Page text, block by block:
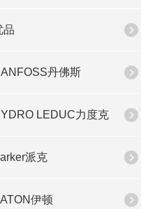
品
丹佛斯
LEDUC力度克
派克
伊顿